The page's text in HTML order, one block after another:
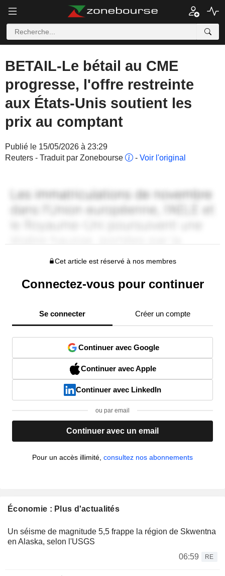
BETAIL-Le bétail au CME
progresse, l'offre restreinte
aux États-Unis soutient les
prix au comptant
Publié le 15/05/2026 à 23:29
Reuters - Traduit par Zonebourse
- Voir l'original
Cet article est réservé à nos membres
Connectez-vous pour continuer
Se connecter Créer un compte
Continuer avec Google
Continuer avec Apple
Continuer avec LinkedIn
ou par email
Continuer avec un email
Pour un accès illimité, consultez nos abonnements
Économie : Plus d'actualités
Un séisme de magnitude 5,5 frappe la région de Skwentna
en Alaska, selon l'USGS
06:59
RE